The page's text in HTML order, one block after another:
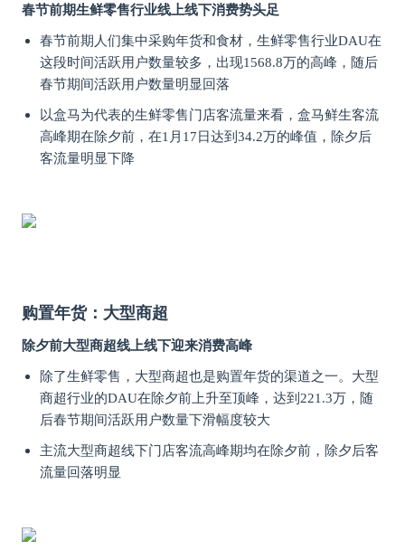
春节前期生鲜零售行业线上线下消费势头足
春节前期人们集中采购年货和食材，生鲜零售行业DAU在
这段时间活跃用户数量较多，出现1568.8万的高峰，随后
春节期间活跃用户数量明显回落
以盒马为代表的生鲜零售门店客流量来看，盒马鲜生客流
高峰期在除夕前，在1月17日达到34.2万的峰值，除夕后
客流量明显下降
购置年货：大型商超
除夕前大型商超线上线下迎来消费高峰
除了生鲜零售，大型商超也是购置年货的渠道之一。大型
商超行业的DAU在除夕前上升至顶峰，达到221.3万，随
后春节期间活跃用户数量下滑幅度较大
主流大型商超线下门店客流高峰期均在除夕前，除夕后客
流量回落明显